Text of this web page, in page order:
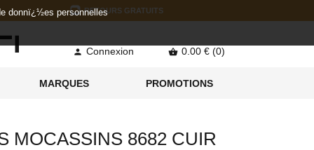
RETOURS GRATUITS
 Connexion  0.00 € (0)
MARQUES PROMOTIONS
MOCASSINS 8682 CUIR
donnï¿½es personnelles